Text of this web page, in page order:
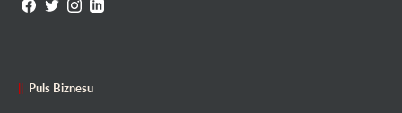
Puls Biznesu